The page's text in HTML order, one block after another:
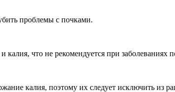
проблемы с почками.
калия, что не рекомендуется при заболеваниях
калия, поэтому их следует исключить из